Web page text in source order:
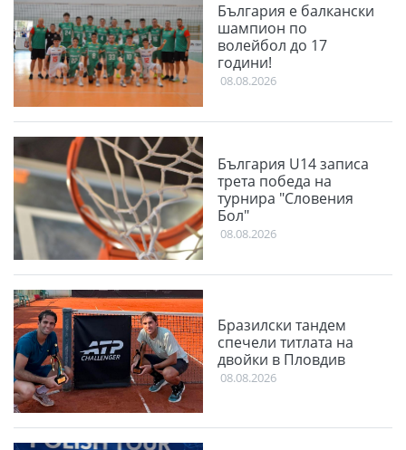
България е балкански
шампион по
волейбол до 17
години!
08.08.2026
България U14 записа
трета победа на
турнира "Словения
Бол"
08.08.2026
Бразилски тандем
спечели титлата на
двойки в Пловдив
08.08.2026